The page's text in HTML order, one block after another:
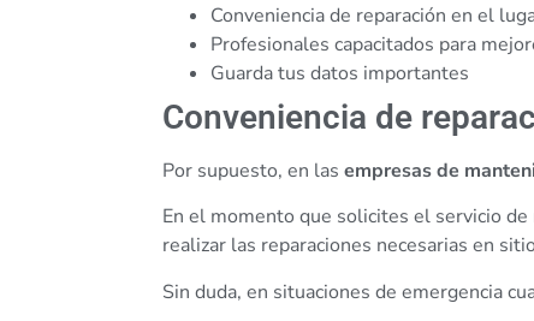
Conveniencia de reparación en el
Profesionales capacitados para
Guarda tus datos importantes
Conveniencia de
Por supuesto, en las empresas de
En el momento que solicites el servicio
realizar las reparaciones necesarias en
Sin duda, en situaciones de emergencia